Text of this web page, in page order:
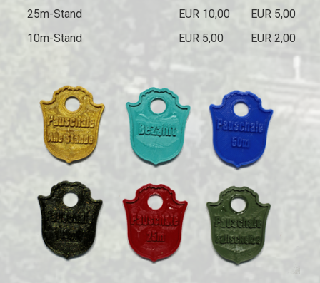
25m-Stand
EUR 10,00
EUR 5,00
10m-Stand
EUR 5,00 EUR 2,00